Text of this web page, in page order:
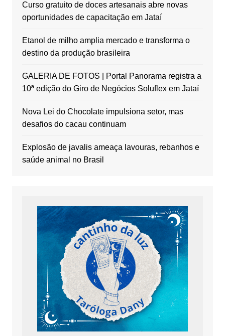
Curso gratuito de doces artesanais abre novas
oportunidades de capacitação em Jataí
Etanol de milho amplia mercado e transforma o
destino da produção brasileira
GALERIA DE FOTOS | Portal Panorama registra a
10ª edição do Giro de Negócios Soluflex em Jataí
Nova Lei do Chocolate impulsiona setor, mas
desafios do cacau continuam
Explosão de javalis ameaça lavouras, rebanhos e
saúde animal no Brasil